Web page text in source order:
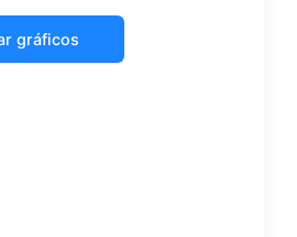
gráficos